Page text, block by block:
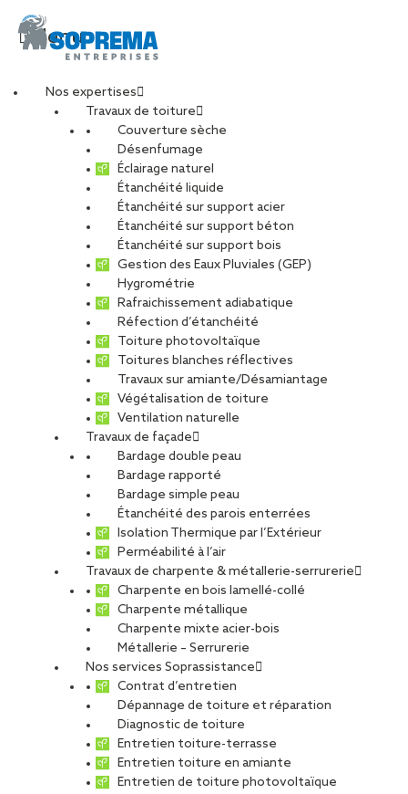
Menu
Nos expertises
Travaux de toiture
Couverture sèche
Désenfumage
Éclairage naturel
Étanchéité liquide
Étanchéité sur support acier
Étanchéité sur support béton
Étanchéité sur support bois
Gestion des Eaux Pluviales (GEP)
Hygrométrie
Rafraichissement adiabatique
Réfection d’étanchéité
Toiture photovoltaïque
Toitures blanches réflectives
Travaux sur amiante/Désamiantage
Végétalisation de toiture
Ventilation naturelle
Travaux de façade
Bardage double peau
Bardage rapporté
Bardage simple peau
Étanchéité des parois enterrées
Isolation Thermique par l’Extérieur
Perméabilité à l’air
Travaux de charpente & métallerie-serrurerie
Charpente en bois lamellé-collé
Charpente métallique
Charpente mixte acier-bois
Métallerie – Serrurerie
Nos services Soprassistance
Contrat d’entretien
Dépannage de toiture et réparation
Diagnostic de toiture
Entretien toiture-terrasse
Entretien toiture en amiante
Entretien de toiture photovoltaïque
PARC EXPO ST
ETIENNE2_retouche
PARTAGER
10 mai 2021